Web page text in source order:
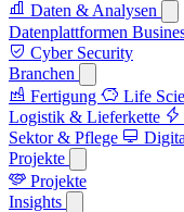
Daten & Analysen
Datenplattformen
Cyber Security
Branchen
Fertigung
Life
Logistik & Lieferkette
Sektor & Pflege
Projekte
Projekte
Insights